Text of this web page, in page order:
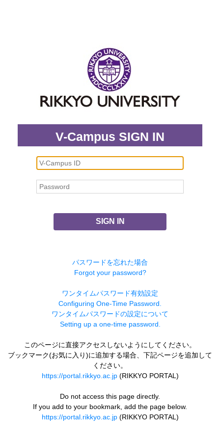
V-Campus SIGN IN
SIGN IN
パスワードを忘れた場合
Forgot your password?
ワンタイムパスワード有効設定
Configuring One-Time Password.
ワンタイムパスワードの設定について
Setting up a one-time password.
このページに直接アクセスしないようにしてください。
ブックマーク(お気に入り)に追加する場合、下記ページを追加して
ください。
https://portal.rikkyo.ac.jp(RIKKYO PORTAL)
Do not access this page directly.
If you add to your bookmark, add the page below.
https://portal.rikkyo.ac.jp(RIKKYO PORTAL)